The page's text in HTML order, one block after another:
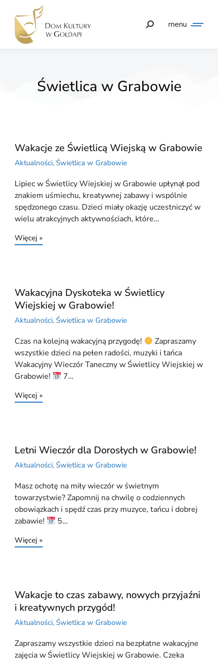
menu
Świetlica w Grabowie
Wakacje ze Świetlicą Wiejską w Grabowie
Aktualności, Świetlica w Grabowie
Lipiec w Świetlicy Wiejskiej w Grabowie upłynął pod
znakiem uśmiechu, kreatywnej zabawy i wspólnie
spędzonego czasu. Dzieci miały okazję uczestniczyć w
wielu atrakcyjnych aktywnościach, które…
Więcej »
Wakacyjna Dyskoteka w Świetlicy
Wiejskiej w Grabowie!
Aktualności, Świetlica w Grabowie
Czas na kolejną wakacyjną przygodę!
Zapraszamy
wszystkie dzieci na pełen radości, muzyki i tańca
Wakacyjny Wieczór Taneczny w Świetlicy Wiejskiej w
Grabowie!
7…
Więcej »
Letni Wieczór dla Dorosłych w Grabowie!
Aktualności, Świetlica w Grabowie
Masz ochotę na miły wieczór w świetnym
towarzystwie? Zapomnij na chwilę o codziennych
obowiązkach i spędź czas przy muzyce, tańcu i dobrej
zabawie!
5…
Więcej »
Wakacje to czas zabawy, nowych przyjaźni
i kreatywnych przygód!
Aktualności, Świetlica w Grabowie
Zapraszamy wszystkie dzieci na bezpłatne wakacyjne
zajęcia w Świetlicy Wiejskiej w Grabowie. Czeka